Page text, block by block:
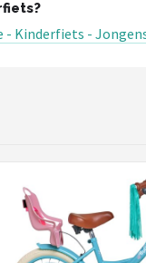
- Kinderfiets -